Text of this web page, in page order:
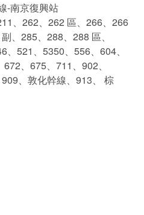
-南京復興站
、262、262 區、266、266
、285、288、288 區、
521、5350、556、604、
、675、711、902、
、敦化幹線、913、 棕